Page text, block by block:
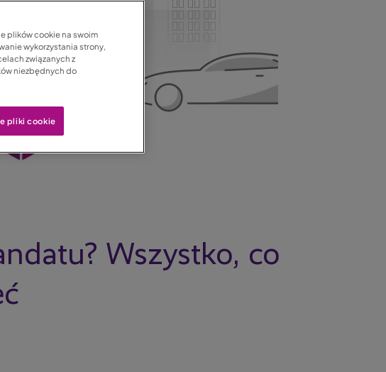
Wszystko, co
plików cookie na swoim
wykorzystania strony,
związanych z
niezbędnych do
pliki cookie